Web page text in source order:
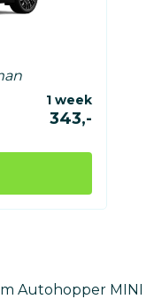
1 week
343,-
Autohopper MINI